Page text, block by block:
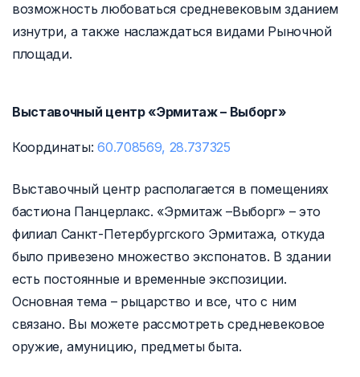
возможность любоваться средневековым зданием
изнутри, а также наслаждаться видами Рыночной
площади.
Выставочный центр «Эрмитаж – Выборг»
Координаты:60.708569, 28.737325
Выставочный центр располагается в помещениях
бастиона Панцерлакс. «Эрмитаж –Выборг» – это
филиал Санкт-Петербургского Эрмитажа, откуда
было привезено множество экспонатов. В здании
есть постоянные и временные экспозиции.
Основная тема – рыцарство и все, что с ним
связано. Вы можете рассмотреть средневековое
оружие, амуницию, предметы быта.